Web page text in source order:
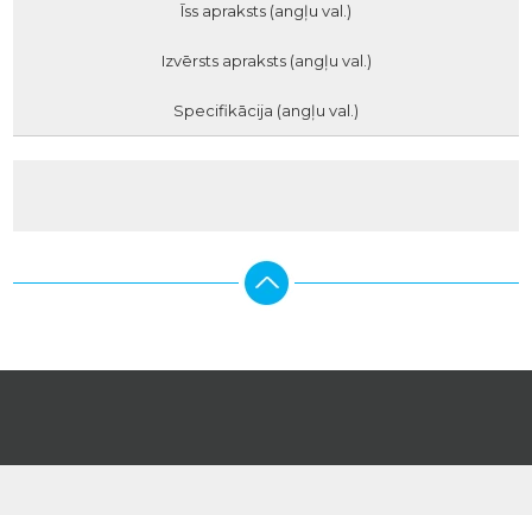
Īss apraksts (angļu val.)
Izvērsts apraksts (angļu val.)
Specifikācija (angļu val.)